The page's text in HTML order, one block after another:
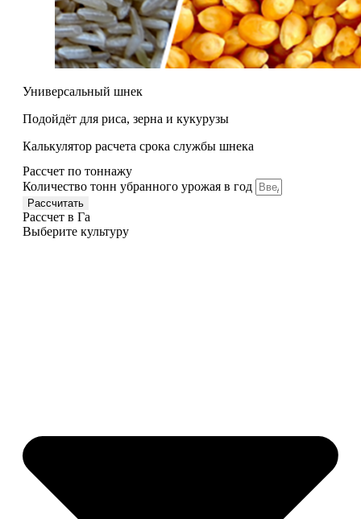
Универсальный шнек
Подойдёт для риса, зерна и кукурузы
Калькулятор расчета срока службы шнека
Рассчет по тоннажу
Количество тонн убранного урожая в год
Рассчитать
Рассчет в Га
Выберите культуру